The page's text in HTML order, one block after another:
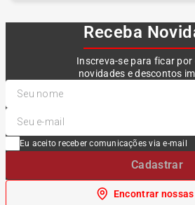
Receba
Inscreva-se para ficar por
novidades e descontos
Eu aceito receber comunicações via e-mail
Cadastrar
Encontrar